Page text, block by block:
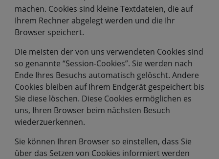
machen. Cookies sind kleine Textdateien, die auf
Ihrem Rechner abgelegt werden und die Ihr
Browser speichert.
Die meisten der von uns verwendeten Cookies sind
so genannte “Session-Cookies”. Sie werden nach
Ende Ihres Besuchs automatisch gelöscht. Andere
Cookies bleiben auf Ihrem Endgerät gespeichert bis
Sie diese löschen. Diese Cookies ermöglichen es
uns, Ihren Browser beim nächsten Besuch
wiederzuerkennen.
Sie können Ihren Browser so einstellen, dass Sie
über das Setzen von Cookies informiert werden